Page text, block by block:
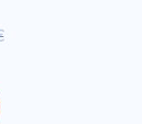
Ursprünglicher
Aktueller